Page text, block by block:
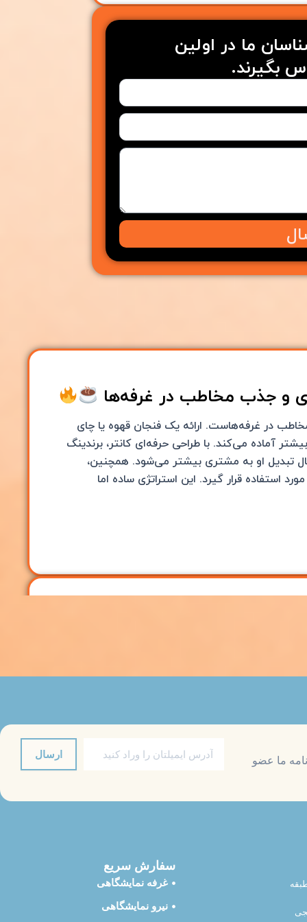
ما در اولین
بگیرند.
و جذب مخاطب در غرفه‌ها
در غرفه‌هاست. ارائه یک فنجان قهوه یا چای
آماده می‌کند. با طراحی حرفه‌ای کانتر، برندینگ
تبدیل او به مشتری بیشتر می‌شود. همچنین،
استفاده قرار گیرد. این استراتژی ساده اما
ما عضو
ارسال
سفارش سریع
غرفه نمایشگاهی
نیرو نمایشگاهی